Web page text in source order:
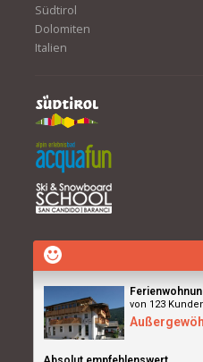
Südtirol
Dolomiten
Italien
von 123